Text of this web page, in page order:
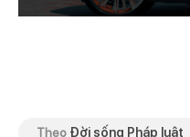
Theo Đời sống Pháp luật